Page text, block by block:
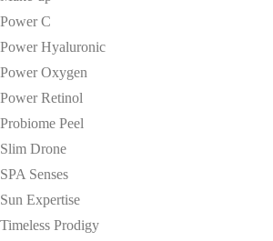
Power C
Power Hyaluronic
Power Oxygen
Power Retinol
Probiome Peel
Slim Drone
SPA Senses
Sun Expertise
Timeless Prodigy